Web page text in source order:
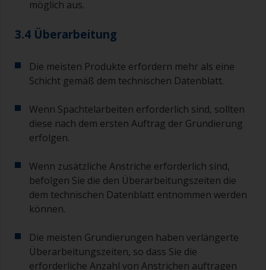
möglich aus.
3.4 Überarbeitung
Die meisten Produkte erfordern mehr als eine
Schicht gemäß dem technischen Datenblatt.
Wenn Spachtelarbeiten erforderlich sind, sollten
diese nach dem ersten Auftrag der Grundierung
erfolgen.
Wenn zusätzliche Anstriche erforderlich sind,
befolgen Sie die den Überarbeitungszeiten die
dem technischen Datenblatt entnommen werden
können.
Die meisten Grundierungen haben verlängerte
Überarbeitungszeiten, so dass Sie die
erforderliche Anzahl von Anstrichen auftragen